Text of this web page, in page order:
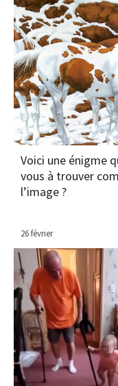
Voici une énigme
vous à trouver
l’image ?
26 février